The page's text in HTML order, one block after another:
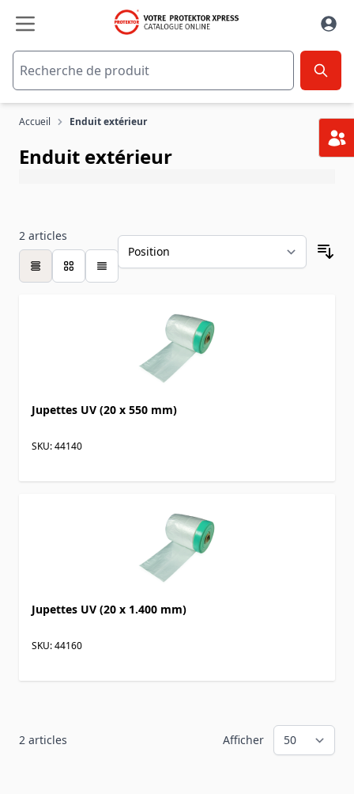
Accueil Enduit extérieur
Enduit extérieur
2 articles
table
Jupettes UV (20 x 550 mm)
SKU: 44140
Jupettes UV (20 x 1.400 mm)
SKU: 44160
2 articles Afficher